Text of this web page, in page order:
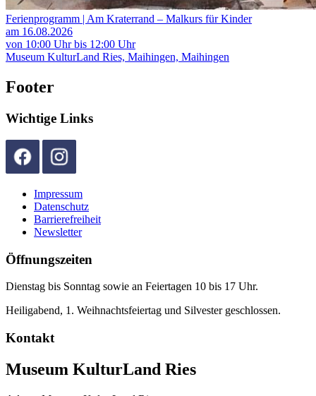
Ferienprogramm | Am Kraterrand – Malkurs für Kinder
am 16.08.2026
von 10:00 Uhr bis 12:00 Uhr
Museum KulturLand Ries, Maihingen, Maihingen
Footer
Wichtige Links
Impressum
Datenschutz
Barrierefreiheit
Newsletter
Öffnungszeiten
Dienstag bis Sonntag sowie an Feiertagen 10 bis 17 Uhr.
Heiligabend, 1. Weihnachtsfeiertag und Silvester geschlossen.
Kontakt
Museum KulturLand Ries